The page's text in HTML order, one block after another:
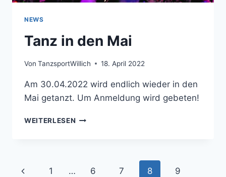
NEWS
Tanz in den Mai
Von TanzsportWillich 18. April 2022
Am 30.04.2022 wird endlich wieder in den
Mai getanzt. Um Anmeldung wird gebeten!
WEITERLESEN TANZ
Seitennavigation
Vorherige
1 … 6 7 8 9